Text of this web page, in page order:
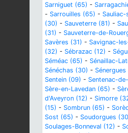
Sarniguet (65) -
- Sarrouilles (65) -
(30) - Sauveterre (81) -
(31) - Sauveterre-de-
Savères (31) - Savignac-
(32) - Sébrazac (12) -
Séméac (65) - Sénaillac-
Sénéchas (30) - Sénergues
Sentein (09) - Sentenac-
Sère-en-Lavedan (65) -
d'Aveyron (12) - Simorre
(15) - Sombrun (65) -
Sost (65) - Soudorgues
Soulages-Bonneval (12) -